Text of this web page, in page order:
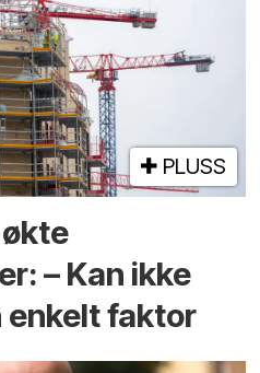
PLUSS
– Kan ikke
enkelt faktor